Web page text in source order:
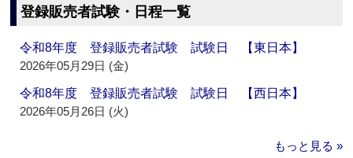
登録販売者試験・日程一覧
令和8年度 登録販売者試験 試験日 【東日本】
2026年05月29日 (金)
令和8年度 登録販売者試験 試験日 【西日本】
2026年05月26日 (火)
もっと見る »